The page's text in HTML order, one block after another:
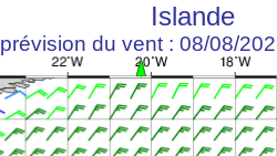
Islande
prévision du vent : 08/08/